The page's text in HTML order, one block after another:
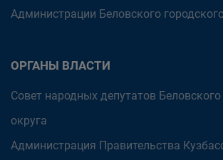
Администрации Беловского
ОРГАНЫ ВЛАСТИ
Совет народных депутатов Беловского
округа
Администрация Правительства